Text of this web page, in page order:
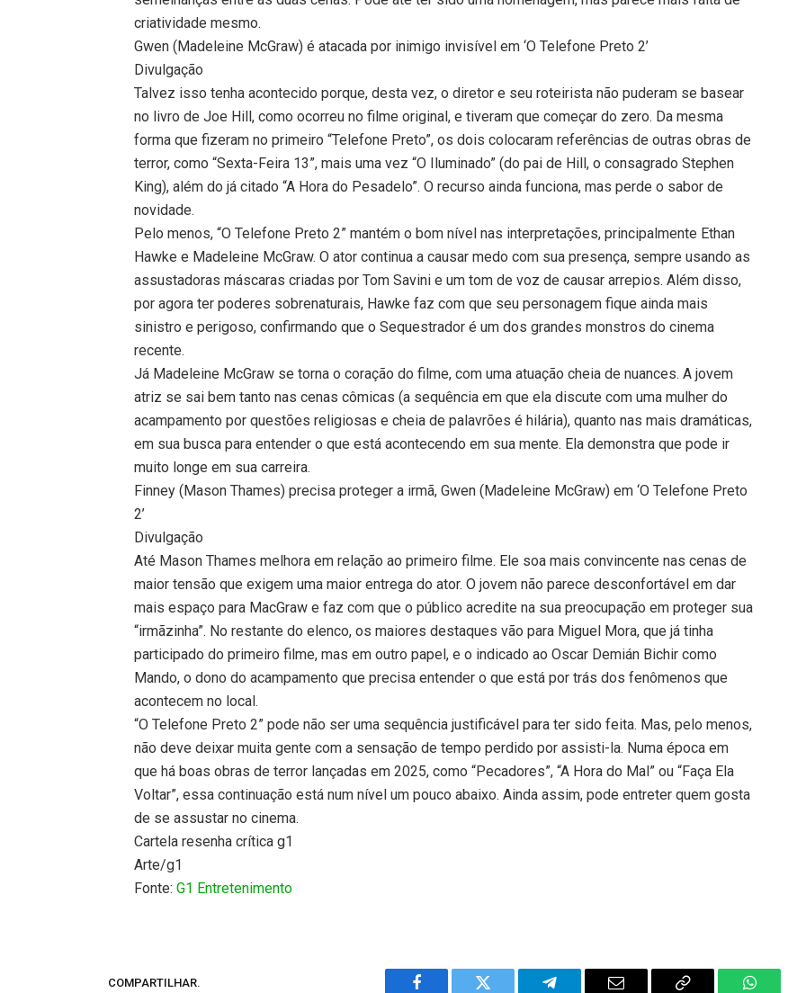
criatividade mesmo.
Gwen (Madeleine McGraw) é atacada por inimigo invisível em ‘O Telefone Preto 2’
Divulgação
Talvez isso tenha acontecido porque, desta vez, o diretor e seu roteirista não puderam se basear
no livro de Joe Hill, como ocorreu no filme original, e tiveram que começar do zero. Da mesma
forma que fizeram no primeiro “Telefone Preto”, os dois colocaram referências de outras obras de
terror, como “Sexta-Feira 13”, mais uma vez “O Iluminado” (do pai de Hill, o consagrado Stephen
King), além do já citado “A Hora do Pesadelo”. O recurso ainda funciona, mas perde o sabor de
novidade.
Pelo menos, “O Telefone Preto 2” mantém o bom nível nas interpretações, principalmente Ethan
Hawke e Madeleine McGraw. O ator continua a causar medo com sua presença, sempre usando as
assustadoras máscaras criadas por Tom Savini e um tom de voz de causar arrepios. Além disso,
por agora ter poderes sobrenaturais, Hawke faz com que seu personagem fique ainda mais
sinistro e perigoso, confirmando que o Sequestrador é um dos grandes monstros do cinema
recente.
Já Madeleine McGraw se torna o coração do filme, com uma atuação cheia de nuances. A jovem
atriz se sai bem tanto nas cenas cômicas (a sequência em que ela discute com uma mulher do
acampamento por questões religiosas e cheia de palavrões é hilária), quanto nas mais dramáticas,
em sua busca para entender o que está acontecendo em sua mente. Ela demonstra que pode ir
muito longe em sua carreira.
Finney (Mason Thames) precisa proteger a irmã, Gwen (Madeleine McGraw) em ‘O Telefone Preto
2’
Divulgação
Até Mason Thames melhora em relação ao primeiro filme. Ele soa mais convincente nas cenas de
maior tensão que exigem uma maior entrega do ator. O jovem não parece desconfortável em dar
mais espaço para MacGraw e faz com que o público acredite na sua preocupação em proteger sua
“irmãzinha”. No restante do elenco, os maiores destaques vão para Miguel Mora, que já tinha
participado do primeiro filme, mas em outro papel, e o indicado ao Oscar Demián Bichir como
Mando, o dono do acampamento que precisa entender o que está por trás dos fenômenos que
acontecem no local.
“O Telefone Preto 2” pode não ser uma sequência justificável para ter sido feita. Mas, pelo menos,
não deve deixar muita gente com a sensação de tempo perdido por assisti-la. Numa época em
que há boas obras de terror lançadas em 2025, como “Pecadores”, “A Hora do Mal” ou “Faça Ela
Voltar”, essa continuação está num nível um pouco abaixo. Ainda assim, pode entreter quem gosta
de se assustar no cinema.
Cartela resenha crítica g1
Arte/g1
Fonte:G1 Entretenimento
COMPARTILHAR.